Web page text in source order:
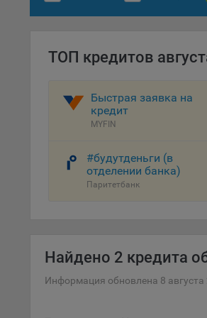
ТОП кредитов
Быстрая заявка на
кредит
MYFIN
#будутденьги (в
отделении банка)
Паритетбанк
Найдено 2 кредита
Информация обновлена 8